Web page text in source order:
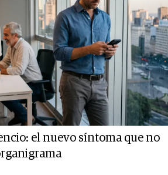
el nuevo síntoma que no